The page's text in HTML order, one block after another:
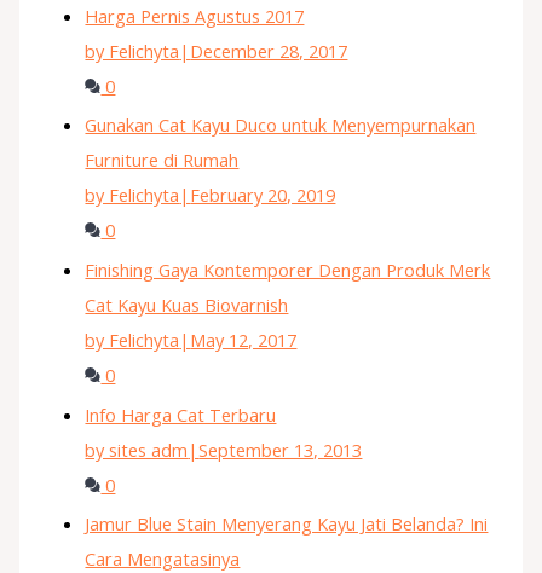
Harga Pernis Agustus 2017
by Felichyta | December 28, 2017
0
Gunakan Cat Kayu Duco untuk Menyempurnakan
Furniture di Rumah
by Felichyta | February 20, 2019
0
Finishing Gaya Kontemporer Dengan Produk Merk
Cat Kayu Kuas Biovarnish
by Felichyta | May 12, 2017
0
Info Harga Cat Terbaru
by sites adm |September 13, 2013
0
Jamur Blue Stain Menyerang Kayu Jati Belanda? Ini
Cara Mengatasinya